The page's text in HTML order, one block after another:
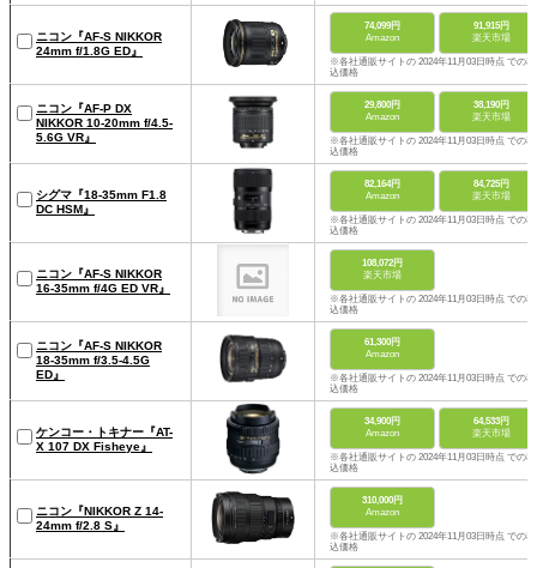
ニコン『AF-S NIKKOR
24mm f/1.8G ED』
74,099円
Amazon
91,915円
楽天市場
※各社通販サイトの 2024年11月03日時点 での税
込価格
ニコン『AF-P DX
NIKKOR 10-20mm f/4.5-
5.6G VR』
29,800円
Amazon
38,190円
楽天市場
※各社通販サイトの 2024年11月03日時点 での税
込価格
シグマ『18-35mm F1.8
DC HSM』
82,164円
Amazon
84,725円
楽天市場
※各社通販サイトの 2024年11月03日時点 での税
込価格
ニコン『AF-S NIKKOR
16-35mm f/4G ED VR』
108,072円
楽天市場
※各社通販サイトの 2024年11月03日時点 での税
込価格
ニコン『AF-S NIKKOR
18-35mm f/3.5-4.5G
ED』
61,300円
Amazon
※各社通販サイトの 2024年11月03日時点 での税
込価格
ケンコー・トキナー『AT-
X 107 DX Fisheye』
34,900円
Amazon
64,533円
楽天市場
※各社通販サイトの 2024年11月03日時点 での税
込価格
ニコン『NIKKOR Z 14-
24mm f/2.8 S』
310,000円
Amazon
※各社通販サイトの 2024年11月03日時点 での税
込価格